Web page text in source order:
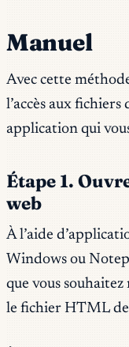
Manuel
Avec cette
l’accès aux
application qui
Étape 1.
web
À l’aide
Windows ou
que vous
le fichier HTML